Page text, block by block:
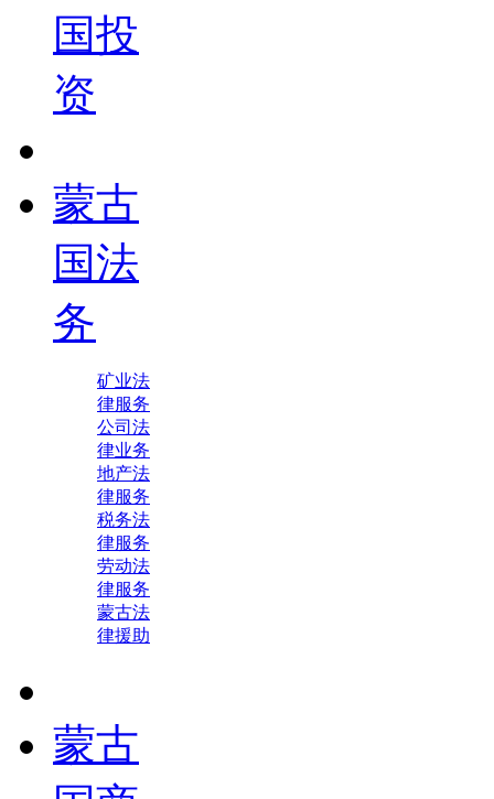
国投
资
蒙古
国法
务
矿业法
律服务
公司法
律业务
地产法
律服务
税务法
律服务
劳动法
律服务
蒙古法
律援助
蒙古